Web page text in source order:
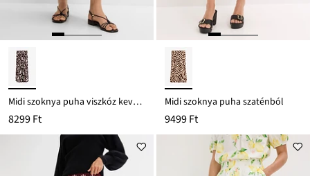
Midi szoknya puha viszkóz keverékből
8299 Ft
Midi szoknya puha szaténból
9499 Ft